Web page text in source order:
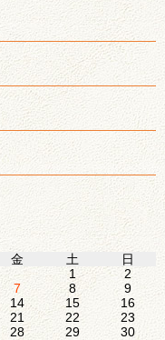
金 土
日
1
2
7 8
9
14 15
16
21 22
23
28 29
30